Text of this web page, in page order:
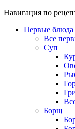
Навигация по
Первые блюда
Все
Суп
Борщ